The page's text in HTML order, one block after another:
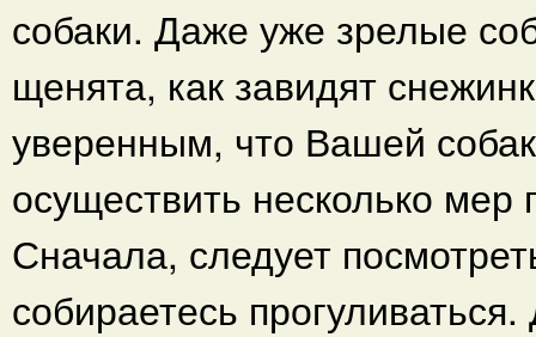
собаки. Даже уже зрелые
щенята, как завидят
уверенным, что Вашей
осуществить несколько мер
Сначала, следует
собираетесь